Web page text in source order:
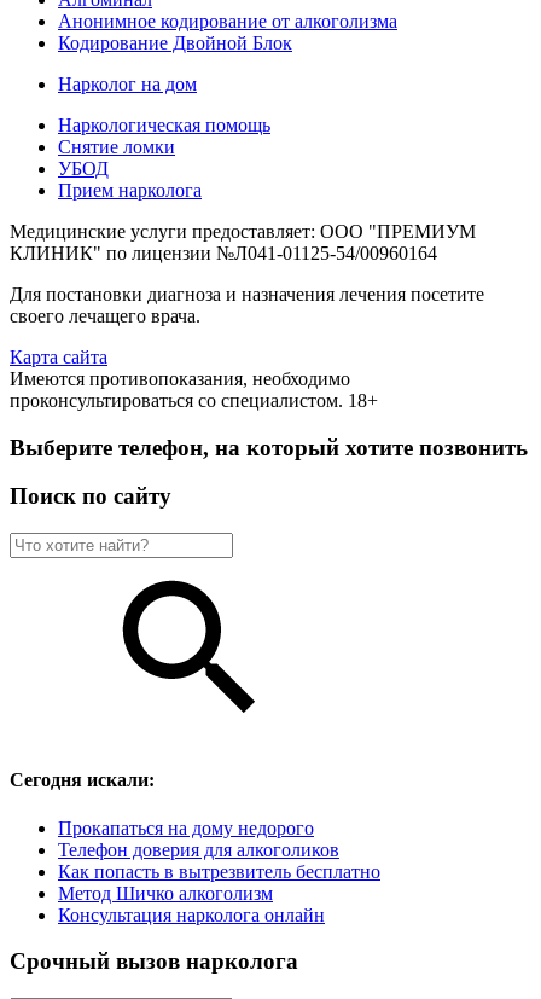
Анонимное кодирование от алкоголизма
Кодирование Двойной Блок
Нарколог на дом
Наркологическая помощь
Снятие ломки
УБОД
Прием нарколога
Медицинские услуги предоставляет: ООО "ПРЕМИУМ
КЛИНИК" по лицензии №Л041-01125-54/00960164
Для постановки диагноза и назначения лечения посетите
своего лечащего врача.
Карта сайта
Имеются противопоказания, необходимо
проконсультироваться со специалистом. 18+
Выберите телефон, на который хотите позвонить
Поиск по сайту
Сегодня искали:
Прокапаться на дому недорого
Телефон доверия для алкоголиков
Как попасть в вытрезвитель бесплатно
Метод Шичко алкоголизм
Консультация нарколога онлайн
Срочный вызов нарколога